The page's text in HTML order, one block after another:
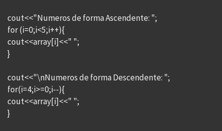
cout<<"Numeros de forma Ascendente: ";
for (i=0;i<5;i++){
cout<<array[i]<<" ";
}
cout<<"\nNumeros de forma Descendente: ";
for(i=4;i>=0;i--){
cout<<array[i]<<" ";
}